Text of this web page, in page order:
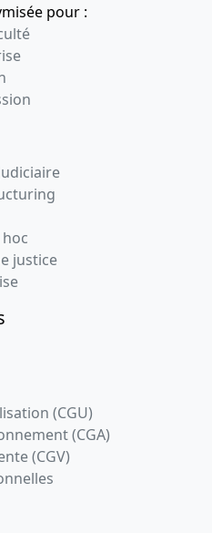
pour :
justice
(CGU)
(CGA)
(CGV)